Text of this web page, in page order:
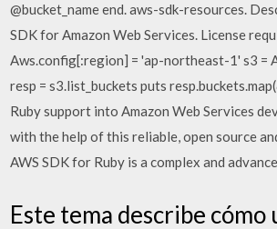
@bucket_name end. aws-sdk-resources.
SDK for Amazon Web Services. License
Aws.config[:region] = 'ap-northeast-1' s3 =
resp = s3.list_buckets puts
Ruby support into Amazon Web Services
with the help of this reliable, open source
AWS SDK for Ruby is a complex and
Este tema describe